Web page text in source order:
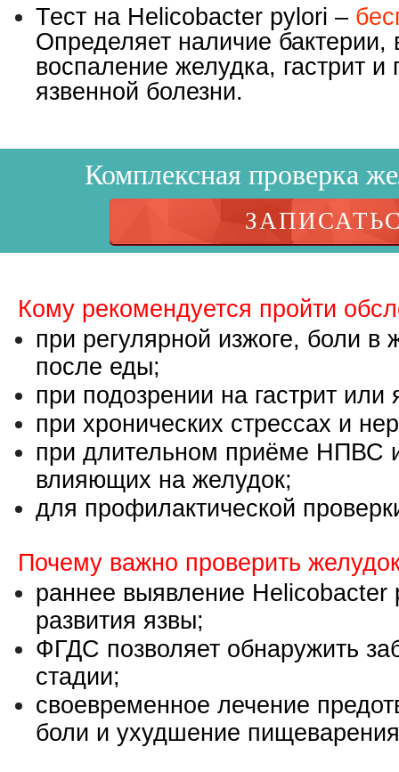
Тест на Helicobacter pylori –
Определяет наличие
воспаление желудка, гастрит
язвенной болезни.
Комплексная проверка
Кому рекомендуется пройти
при регулярной изжоге, боли в
после еды;
при подозрении на гастрит или
при хронических стрессах и
при длительном приёме НПВС
влияющих на желудок;
для профилактической
Почему важно проверить
раннее выявление Helicobacter
развития язвы;
ФГДС позволяет обнаружить
стадии;
своевременное лечение
боли и ухудшение